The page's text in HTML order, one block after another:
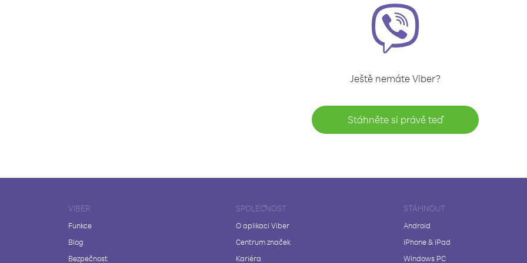
Ještě nemáte Viber?
Stáhněte si právě teď
VIBER
Funkce
Blog
Bezpečnost
SPOLEČNOST
O aplikaci Viber
Centrum značek
Kariéra
STÁHNOUT
Android
iPhone & iPad
Windows PC